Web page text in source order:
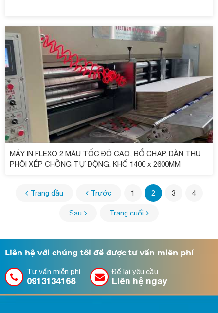
MÁY IN FLEXO 2 MÀU TỐC ĐỘ CAO, BỔ CHẠP, DÀN THU
PHÔI XẾP CHỒNG TỰ ĐỘNG. KHỔ 1400 x 2600MM
Trang đầu Trước 1 2 3 4
Sau Trang cuối
Liên hệ với chúng tôi để được tư vấn miễn phí
Tư vấn miễn phí
0913134168
Để lại yêu cầu
Liên hệ ngay